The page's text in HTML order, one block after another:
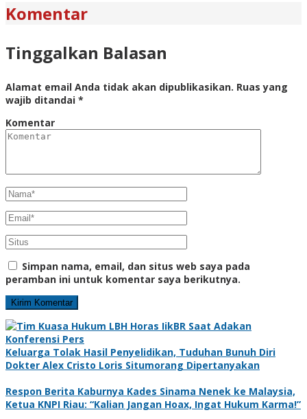
Komentar
Tinggalkan Balasan
Alamat email Anda tidak akan dipublikasikan. Ruas yang
wajib ditandai *
Komentar
Simpan nama, email, dan situs web saya pada
peramban ini untuk komentar saya berikutnya.
Keluarga Tolak Hasil Penyelidikan, Tuduhan Bunuh Diri
Dokter Alex Cristo Loris Situmorang Dipertanyakan
Respon Berita Kaburnya Kades Sinama Nenek ke Malaysia,
Ketua KNPI Riau: “Kalian Jangan Hoax, Ingat Hukum Karma!”